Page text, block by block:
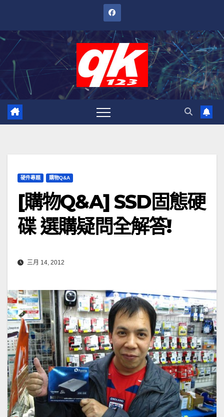
內
硬件專題 購物Q&A
[購物Q&A] SSD固態硬
碟 選購疑問全解答!
三月 14, 2012